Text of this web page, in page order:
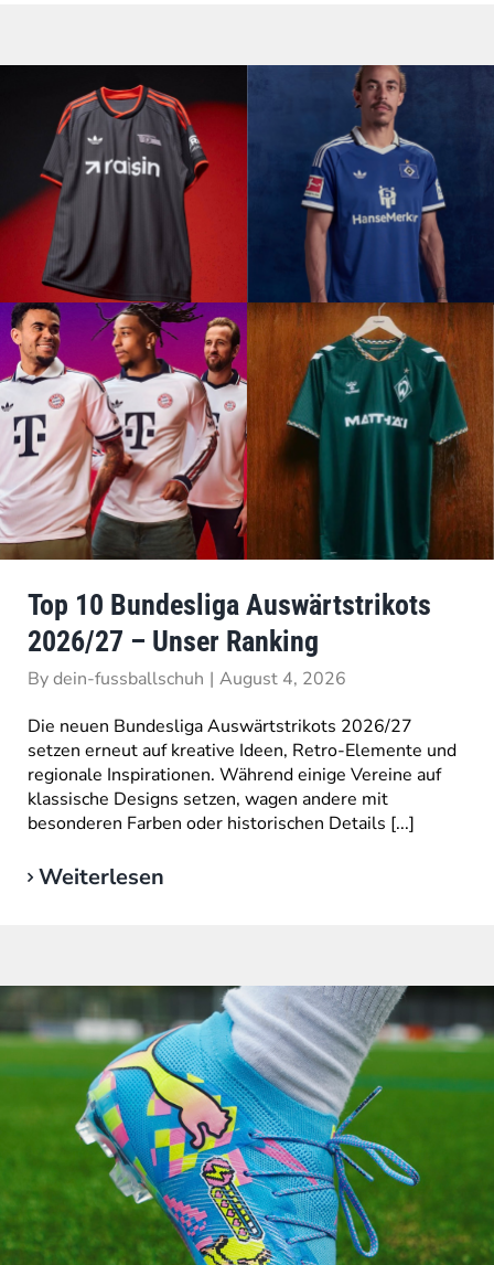
Top 10 Bundesliga Auswärtstrikots
2026/27 – Unser Ranking
Bydein-fussballschuh | August 4, 2026
Die neuen Bundesliga Auswärtstrikots 2026/27
setzen erneut auf kreative Ideen, Retro-Elemente und
regionale Inspirationen. Während einige Vereine auf
klassische Designs setzen, wagen andere mit
besonderen Farben oder historischen Details [...]
Weiterlesen